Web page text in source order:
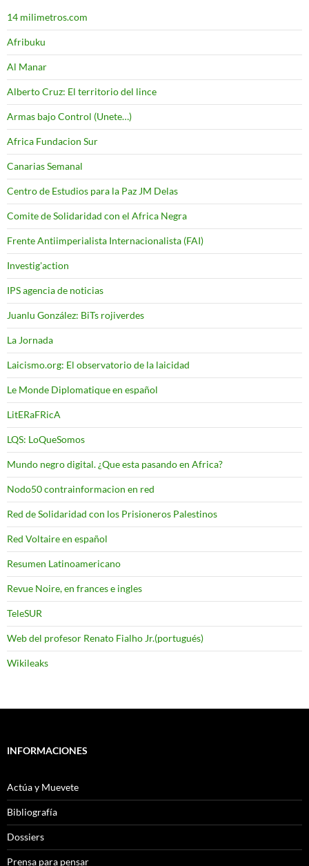
14 milimetros.com
Afribuku
Al Manar
Alberto Cruz: El territorio del lince
Armas bajo Control (Unete…)
Africa Fundacion Sur
Canarias Semanal
Centro de Estudios para la Paz JM Delas
Comite de Solidaridad con el Africa Negra
Frente Antiimperialista Internacionalista (FAI)
Investig'action
IPS agencia de noticias
Juanlu González: BiTs rojiverdes
La Jornada
Laicismo.org: El observatorio de la laicidad
Le Monde Diplomatique en español
LitERaFRicA
LQS: LoQueSomos
Mundo negro digital. ¿Que esta pasando en Africa?
Nodo50 contrainformacion en red
Red de Solidaridad con los Prisioneros Palestinos
Red Voltaire en español
Resumen Latinoamericano
Revue Noire, en frances e ingles
TeleSUR
Web del profesor Renato Fialho Jr.(portugués)
Wikileaks
INFORMACIONES
Actúa y Muevete
Bibliografía
Dossiers
Prensa para pensar